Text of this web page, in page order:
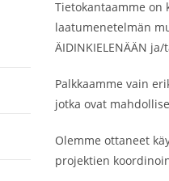
Tietokantaamme
laatumenetelmän
ÄIDINKIELENÄÄN
Palkkaamme vain
jotka ovat
Olemme ottaneet
projektien